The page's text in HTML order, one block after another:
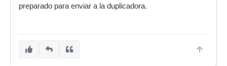
preparado para enviar a la duplicadora.